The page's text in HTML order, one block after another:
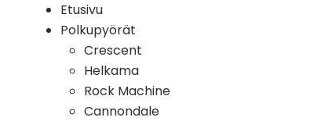
Etusivu
Polkupyörät
Crescent
Helkama
Rock Machine
Cannondale